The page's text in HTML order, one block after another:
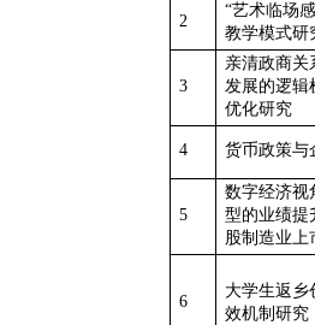
2
“艺术临场
教学模式研
3
亲清政商关
发展的逻辑
优化研究
4 货币政策与
5
数字经济视
型的业绩提
股制造业上
6
大学生返乡
效机制研究